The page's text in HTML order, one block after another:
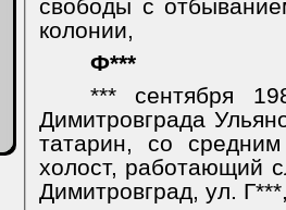
свободы с
колонии,
Ф***
*** сентября
Димитровграда
татарин, со
холост, работающий
Димитровград, ул.